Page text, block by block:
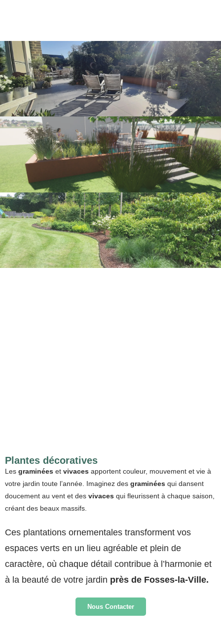
Plantes décoratives
Les graminées et vivaces apportent couleur, mouvement et vie à
votre jardin toute l’année. Imaginez des graminées qui dansent
doucement au vent et des vivaces qui fleurissent à chaque saison,
créant des beaux massifs.
Ces plantations ornementales transforment vos
espaces verts en un lieu agréable et plein de
caractère, où chaque détail contribue à l’harmonie et
à la beauté de votre jardin près de Fosses‑la‑Ville.
Nous Contacter